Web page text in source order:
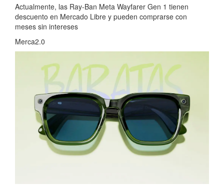
Actualmente, las Ray-Ban Meta Wayfarer Gen 1 tienen
descuento en Mercado Libre y pueden comprarse con
meses sin intereses
Merca2.0